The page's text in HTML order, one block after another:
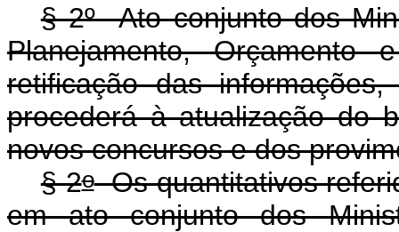
§ 2º Ato conjunto dos
Planejamento,
retificação das
procederá à atualização do
novos concursos e dos
§ 2oOs quantitativos
em ato conjunto dos